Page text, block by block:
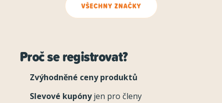
VŠECHNY ZNAČKY
Proč se registrovat?
Zvýhodněné ceny produktů
Slevové kupónyjen pro členy